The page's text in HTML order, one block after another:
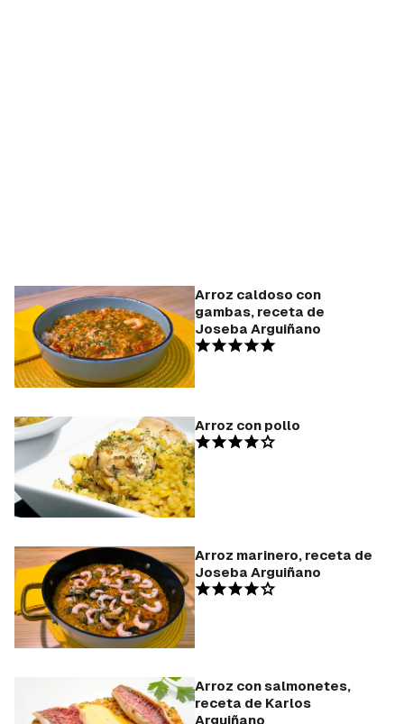
Arroz caldoso con
gambas, receta de
Joseba Arguiñano
Arroz con pollo
Arroz marinero, receta de
Joseba Arguiñano
Arroz con salmonetes,
receta de Karlos
Arguiñano